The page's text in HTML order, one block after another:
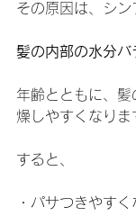
その原因は、シン
髪の内部の水分バ
年齢とともに、髪
燥しやすくなりま
すると、
・パサつきやすく